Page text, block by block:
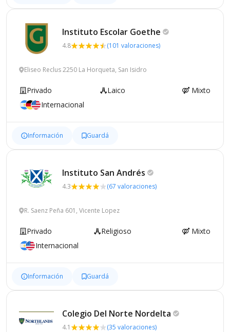
Instituto Escolar Goethe
4.8 (101 valoraciones)
Eliseo Reclus 2250 La Horqueta, San Isidro
Privado Laico
Mixto
Internacional
Información Guardá
Instituto San Andrés
4.3 (67 valoraciones)
R. Saenz Peña 601, Vicente Lopez
Privado Religioso
Mixto
Internacional
Información Guardá
Colegio Del Norte Nordelta
4.1 (35 valoraciones)